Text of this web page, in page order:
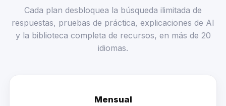
Cada plan desbloquea la búsqueda ilimitada de
respuestas, pruebas de práctica, explicaciones de AI
y la biblioteca completa de recursos, en más de 20
idiomas.
Mensual